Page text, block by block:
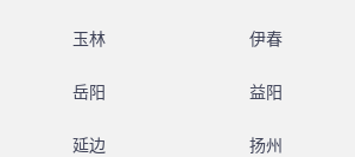
玉林 伊春
岳阳 益阳
延边 扬州